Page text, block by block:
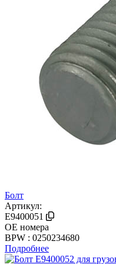
Болт
Артикул:
E9400051
OE номера
BPW : 0250234680
Подробнее